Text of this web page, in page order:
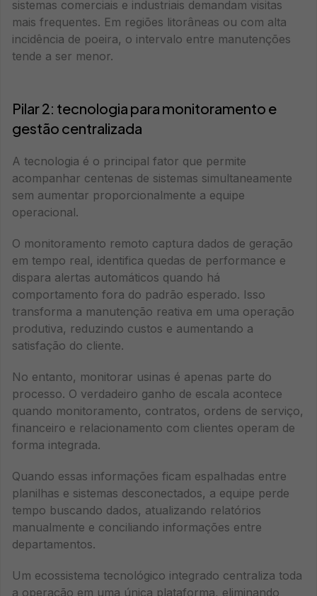
sistemas comerciais e industriais demandam visitas
mais frequentes. Em regiões litorâneas ou com alta
incidência de poeira, o intervalo entre manutenções
tende a ser menor.
Pilar 2: tecnologia para monitoramento e
gestão centralizada
A tecnologia é o principal fator que permite
acompanhar centenas de sistemas simultaneamente
sem aumentar proporcionalmente a equipe
operacional.
O monitoramento remoto captura dados de geração
em tempo real, identifica quedas de performance e
dispara alertas automáticos quando há
comportamento fora do padrão esperado. Isso
transforma a manutenção reativa em uma operação
produtiva, reduzindo custos e aumentando a
satisfação do cliente.
No entanto, monitorar usinas é apenas parte do
processo. O verdadeiro ganho de escala acontece
quando monitoramento, contratos, ordens de serviço,
financeiro e relacionamento com clientes operam de
forma integrada.
Quando essas informações ficam espalhadas entre
planilhas e sistemas desconectados, a equipe perde
tempo buscando dados, atualizando relatórios
manualmente e conciliando informações entre
departamentos.
Um ecossistema tecnológico integrado centraliza toda
a operação em uma única plataforma, eliminando